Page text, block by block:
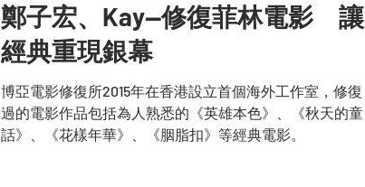
鄭子宏、Kay—修復菲林電影 讓
經典重現銀幕
博亞電影修復所2015年在香港設立首個海外工作室，修復
過的電影作品包括為人熟悉的《英雄本色》、《秋天的童
話》、《花樣年華》、《胭脂扣》等經典電影。